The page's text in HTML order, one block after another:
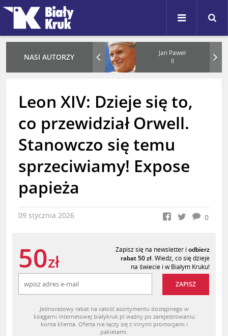
NASI AUTORZY
Nawrocki
Jan Paweł
II
Leon XIV: Dzieje się to,
co przewidział Orwell.
Stanowczo się temu
sprzeciwiamy! Expose
papieża
09 stycznia 2026 0
50zł
Zapisz się na newsletter i odbierz
rabat 50 zł . Wiedz, co się dzieje
na świecie i w Białym Kruku!
ZAPISZ
Jednorazowy rabat na całość asortymentu dostępnego w
księgarni internetowej bialykruk.pl ważny po zarejestrowaniu
konta klienta. Oferta nie łączy się z innymi promocjami i
pakietami.